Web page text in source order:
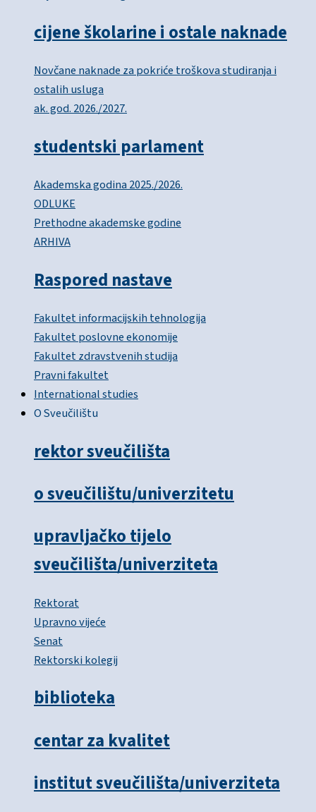
cijene školarine i ostale naknade
Novčane naknade za pokriće troškova studiranja i
ostalih usluga
ak. god. 2026./2027.
studentski parlament
Akademska godina 2025./2026.
ODLUKE
Prethodne akademske godine
ARHIVA
Raspored nastave
Fakultet informacijskih tehnologija
Fakultet poslovne ekonomije
Fakultet zdravstvenih studija
Pravni fakultet
International studies
O Sveučilištu
rektor sveučilišta
o sveučilištu/univerzitetu
upravljačko tijelo
sveučilišta/univerziteta
Rektorat
Upravno vijeće
Senat
Rektorski kolegij
biblioteka
centar za kvalitet
institut sveučilišta/univerziteta